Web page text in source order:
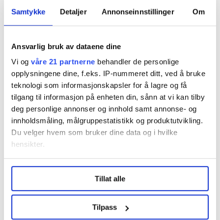
Samtykke Detaljer Annonseinnstillinger Om
Ansvarlig bruk av dataene dine
Vi og våre 21 partnerne behandler de personlige
opplysningene dine, f.eks. IP-nummeret ditt, ved å bruke
teknologi som informasjonskapsler for å lagre og få
tilgang til informasjon på enheten din, sånn at vi kan tilby
deg personlige annonser og innhold samt annonse- og
innholdsmåling, målgruppestatistikk og produktutvikling.
Du velger hvem som bruker dine data og i hvilke
hensikter.
Undermer infokan du lese om hvordan dine personlige
data behandles og hvordan du kan velge hvordan de skal
brukes. Du kan hele tiden endre eller trekke tilbake ditt
samtykke fra erklæringen om informasjonskapsler.
Tillat alle
Tilpass
– Vi har blitt dårligere til å respektere
folk som jobber
Seks flyplasser kan bli rammet av streik
neste uke